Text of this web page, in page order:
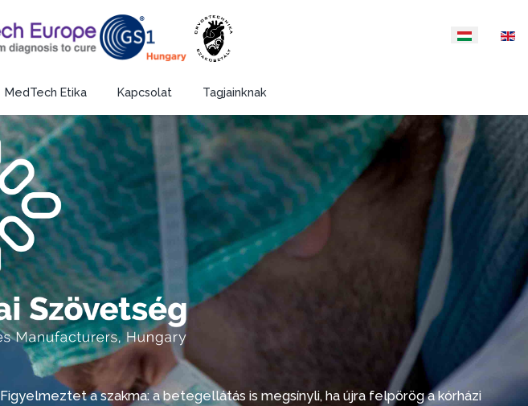
Válasszon nyelvet
MedTech Etika Kapcsolat Tagjainknak
Figyelmeztet a szakma: a betegellátás is megsínyli, ha újra felpörög a kórházi